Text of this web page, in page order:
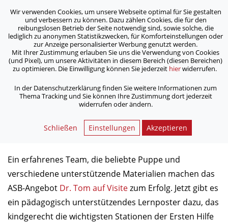
ASB Bonn/Rhein-Sieg/Eifel e.V.
bewegt Menschen
Home / Archiv /
Neues ASB-Lernposter zur Ersten Hilfe mit Dr. Tom
Neues ASB-Lernposter zur
Ersten Hilfe mit Dr. Tom
Ein erfahrenes Team, die beliebte Puppe und
verschiedene unter­stützende Materialien machen das
ASB-Angebot Dr. Tom auf Visitezum Erfolg. Jetzt gibt es
ein pädagogisch unterstützendes Lernposter dazu, das
kindgerecht die wichtigsten Stationen der Ersten Hilfe
Wir verwenden Cookies, um unsere Webseite optimal für Sie gestalten
und verbessern zu können. Dazu zählen Cookies, die für den
reibungslosen Betrieb der Seite notwendig sind, sowie solche, die
lediglich zu anonymen Statistikzwecken, für Komforteinstellungen oder
zur Anzeige personalisierter Werbung genutzt werden.
Mit Ihrer Zustimmung erlauben Sie uns die Verwendung von Cookies
(und Pixel), um unsere Aktivitäten in diesem Bereich (diesen Bereichen)
zu optimieren. Die Einwilligung können Sie jederzeit hierwiderrufen.
In der Datenschutzerklärung finden Sie weitere Informationen zum
Thema Tracking und Sie können Ihre Zustimmung dort jederzeit
widerrufen oder ändern.
Schließen Einstellungen Akzeptieren